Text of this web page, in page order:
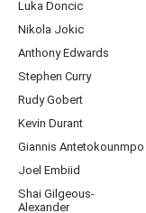
Luka Doncic
Nikola Jokic
Anthony Edwards
Stephen Curry
Rudy Gobert
Kevin Durant
Giannis Antetokounmpo
Joel Embiid
Shai Gilgeous-
Alexander